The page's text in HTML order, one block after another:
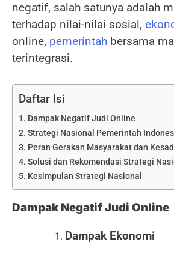
negatif, salah satunya adalah
terhadap nilai-nilai sosial,
online, pemerintah bersama
terintegrasi.
Daftar Isi
Dampak Negatif Judi Online
Strategi Nasional Pemerintah
Peran Gerakan Masyarakat dan
Solusi dan Rekomendasi Strategi
Kesimpulan Strategi Nasional
Dampak Negatif Judi Online
Dampak Ekonomi